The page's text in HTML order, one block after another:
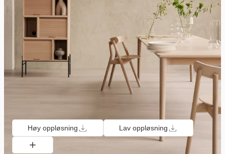
Høy oppløsning Lav oppløsning